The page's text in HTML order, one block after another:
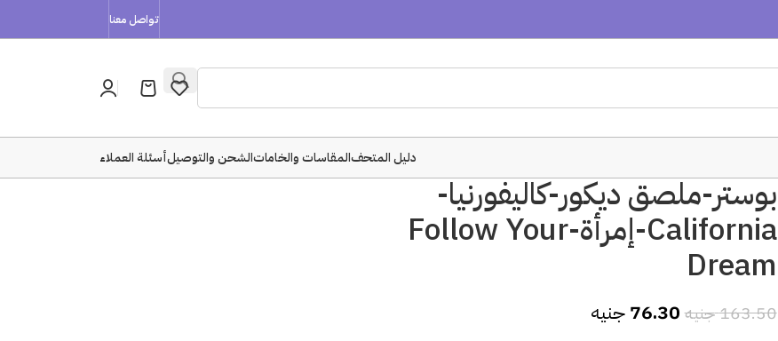
تواصل معنا
دليل المتحفالمقاسات والخاماتالشحن والتوصيلأسئلة العملاء
بوستر-ملصق ديكور-كاليفورنيا-
California-إمرأة-Follow Your
Dream
163.50جنيه76.30جنيه